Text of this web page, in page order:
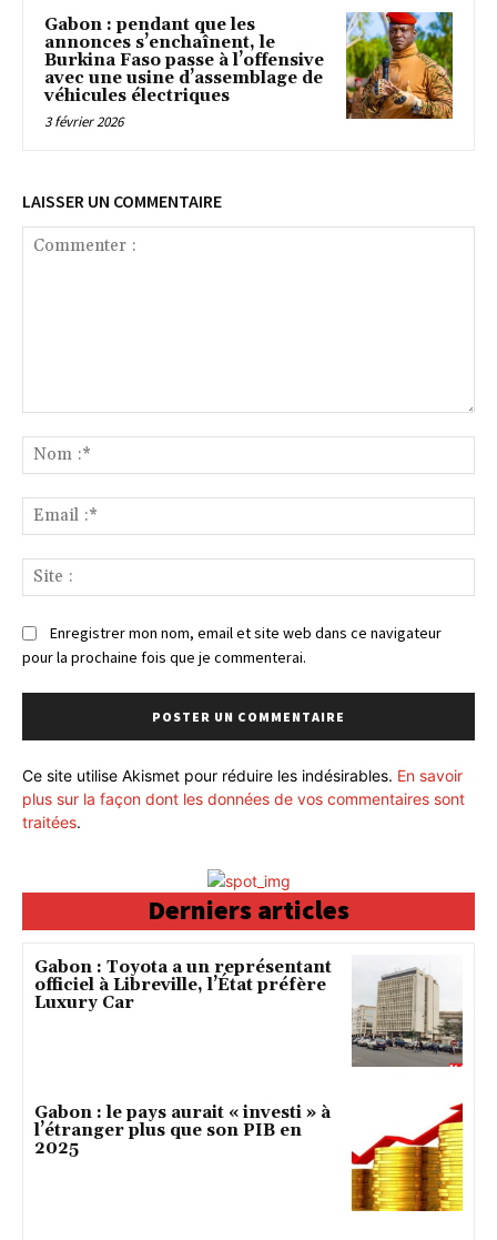
Gabon : pendant que les
annonces s’enchaînent, le
Burkina Faso passe à l’offensive
avec une usine d’assemblage de
véhicules électriques
3 février 2026
LAISSER UN COMMENTAIRE
:*
:*
:
Enregistrer mon nom, email et site web dans ce navigateur
pour la prochaine fois que je commenterai.
Ce site utilise Akismet pour réduire les indésirables. En savoir
plus sur la façon dont les données de vos commentaires sont
traitées.
Derniers articles
Gabon : Toyota a un représentant
officiel à Libreville, l’État préfère
Luxury Car
Gabon : le pays aurait « investi » à
l’étranger plus que son PIB en
2025